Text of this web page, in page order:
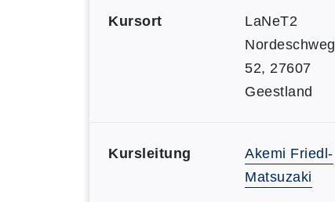
Kursort
LaNeT2
Nordeschweg
52, 27607
Geestland
Kursleitung
Akemi Friedl-
Matsuzaki